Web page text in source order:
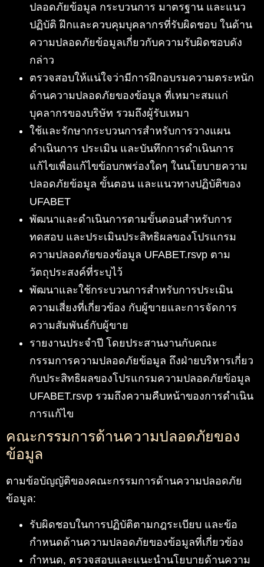
ปลอดภัยข้อมูล กระบวนการ มาตรฐาน และแนว
ปฏิบัติ ฝึกและควบคุมบุคลากรที่รับผิดชอบ ในด้าน
ความปลอดภัยข้อมูลเกี่ยวกับความรับผิดชอบดัง
กล่าว
ตรวจสอบให้แน่ใจว่ามีการฝึกอบรมความตระหนัก
ด้านความปลอดภัยของข้อมูล ที่เหมาะสมแก่
บุคลากรของบริษัท รวมถึงผู้รับเหมา
ใช้และรักษากระบวนการสำหรับการวางแผน
ดำเนินการ ประเมิน และบันทึกการดำเนินการ
แก้ไขเพื่อแก้ไขข้อบกพร่องใดๆ ในนโยบายความ
ปลอดภัยข้อมูล ขั้นตอน และแนวทางปฏิบัติของ
UFABET
พัฒนาและดำเนินการตามขั้นตอนสำหรับการ
ทดสอบ และประเมินประสิทธิผลของโปรแกรม
ความปลอดภัยของข้อมูล UFABET.rsvp ตาม
วัตถุประสงค์ที่ระบุไว้
พัฒนาและใช้กระบวนการสำหรับการประเมิน
ความเสี่ยงที่เกี่ยวข้อง กับผู้ขายและการจัดการ
ความสัมพันธ์กับผู้ขาย
รายงานประจำปี โดยประสานงานกับคณะ
กรรมการความปลอดภัยข้อมูล ถึงฝ่ายบริหารเกี่ยว
กับประสิทธิผลของโปรแกรมความปลอดภัยข้อมูล
UFABET.rsvp รวมถึงความคืบหน้าของการดำเนิน
การแก้ไข
คณะกรรมการด้านความปลอดภัยของ
ข้อมูล
ตามข้อบัญญัติของคณะกรรมการด้านความปลอดภัย
ข้อมูล:
รับผิดชอบในการปฏิบัติตามกฎระเบียบ และข้อ
กำหนดด้านความปลอดภัยของข้อมูลที่เกี่ยวข้อง
กำหนด, ตรวจสอบและแนะนำนโยบายด้านความ